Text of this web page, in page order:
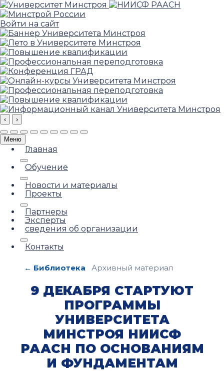
Войти на сайт
‹ ›
Меню
Главная
Обучение
Новости и материалы
Проекты
Партнеры
Эксперты
сведения об организации
Контакты
← Библиотека Архивный материал
9 ДЕКАБРЯ СТАРТУЮТ
ПРОГРАММЫ
УНИВЕРСИТЕТА
МИНСТРОЯ НИИСФ
РААСН ПО ОСНОВАНИЯМ
И ФУНДАМЕНТАМ